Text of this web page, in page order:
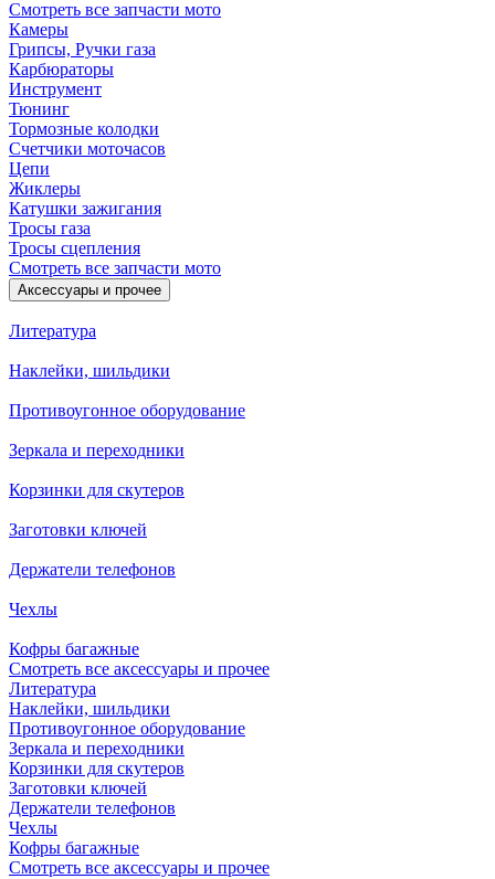
Смотреть все запчасти мото
Камеры
Грипсы, Ручки газа
Карбюраторы
Инструмент
Тюнинг
Тормозные колодки
Счетчики моточасов
Цепи
Жиклеры
Катушки зажигания
Тросы газа
Тросы сцепления
Смотреть все запчасти мото
Аксессуары и прочее
Литература
Наклейки, шильдики
Противоугонное оборудование
Зеркала и переходники
Корзинки для скутеров
Заготовки ключей
Держатели телефонов
Чехлы
Кофры багажные
Смотреть все аксессуары и прочее
Литература
Наклейки, шильдики
Противоугонное оборудование
Зеркала и переходники
Корзинки для скутеров
Заготовки ключей
Держатели телефонов
Чехлы
Кофры багажные
Смотреть все аксессуары и прочее